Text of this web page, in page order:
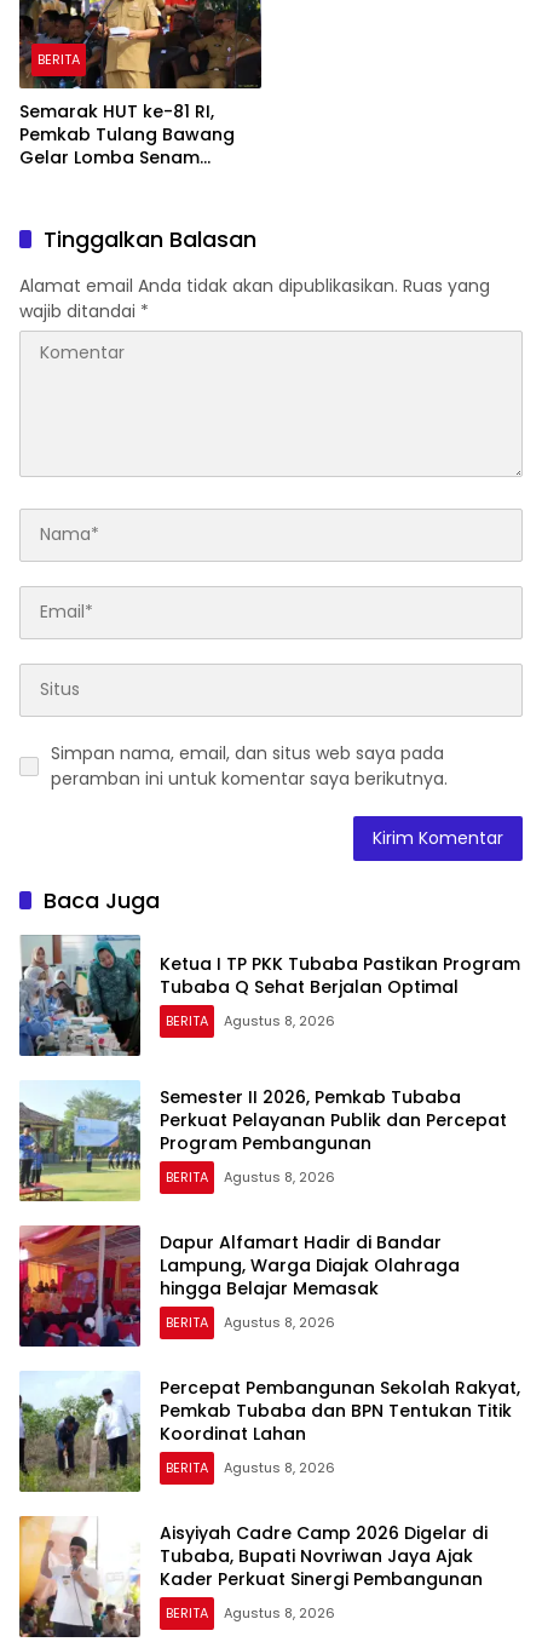
BERITA
Semarak HUT ke-81 RI,
Pemkab Tulang Bawang
Gelar Lomba Senam
Tinggalkan Balasan
Alamat email Anda tidak akan dipublikasikan. Ruas yang
wajib ditandai *
Simpan nama, email, dan situs web saya pada
peramban ini untuk komentar saya berikutnya.
Baca Juga
Ketua I TP PKK Tubaba Pastikan Program
Tubaba Q Sehat Berjalan Optimal
BERITA Agustus 8, 2026
Semester II 2026, Pemkab Tubaba
Perkuat Pelayanan Publik dan Percepat
Program Pembangunan
BERITA Agustus 8, 2026
Dapur Alfamart Hadir di Bandar
Lampung, Warga Diajak Olahraga
hingga Belajar Memasak
BERITA Agustus 8, 2026
Percepat Pembangunan Sekolah Rakyat,
Pemkab Tubaba dan BPN Tentukan Titik
Koordinat Lahan
BERITA Agustus 8, 2026
Aisyiyah Cadre Camp 2026 Digelar di
Tubaba, Bupati Novriwan Jaya Ajak
Kader Perkuat Sinergi Pembangunan
BERITA Agustus 8, 2026